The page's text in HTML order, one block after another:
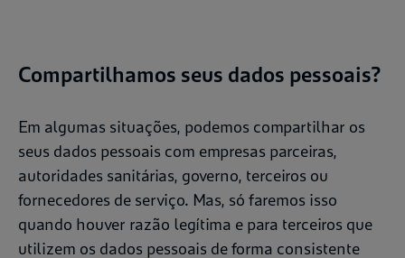
Compartilhamos seus dados pessoais?
Em algumas situações, podemos compartilhar os
seus dados pessoais com empresas parceiras,
autoridades sanitárias, governo, terceiros ou
fornecedores de serviço. Mas, só faremos isso
quando houver razão legítima e para terceiros que
utilizem os dados pessoais de forma consistente